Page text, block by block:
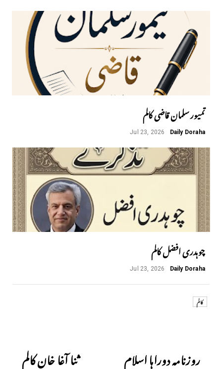
تمیور سلمان قاضی کالم
Daily Doraha
Jul 23, 2026
چوہدری افضل کالم
Daily Doraha
Jul 23, 2026
کالم
روزنامہ دوراہا اسلام
ثنا آغا خان کالم